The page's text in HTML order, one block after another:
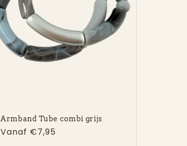
Armband Tube combi grijs
Normale
Vanaf €7,95